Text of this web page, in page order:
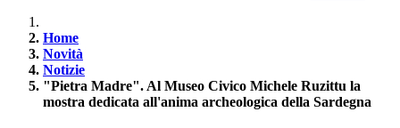
Home
Novità
Notizie
"Pietra Madre". Al Museo Civico Michele Ruzittu la
mostra dedicata all'anima archeologica della Sardegna